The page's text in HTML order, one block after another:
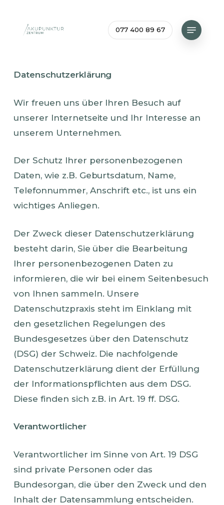
077 400 89 67
Menu
Datenschutzerklärung
Wir freuen uns über Ihren Besuch auf
unserer Internetseite und Ihr Interesse an
unserem Unternehmen.
Der Schutz Ihrer personenbezogenen
Daten, wie z.B. Geburtsdatum, Name,
Telefonnummer, Anschrift etc., ist uns ein
wichtiges Anliegen.
Der Zweck dieser Datenschutzerklärung
besteht darin, Sie über die Bearbeitung
Ihrer personenbezogenen Daten zu
informieren, die wir bei einem Seitenbesuch
von Ihnen sammeln. Unsere
Datenschutzpraxis steht im Einklang mit
den gesetzlichen Regelungen des
Bundesgesetzes über den Datenschutz
(DSG) der Schweiz. Die nachfolgende
Datenschutzerklärung dient der Erfüllung
der Informationspflichten aus dem DSG.
Diese finden sich z.B. in Art. 19 ff. DSG.
Verantwortlicher
Verantwortlicher im Sinne von Art. 19 DSG
sind private Personen oder das
Bundesorgan, die über den Zweck und den
Inhalt der Datensammlung entscheiden.